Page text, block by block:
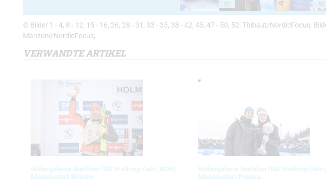
51 52
© Bilder 1 - 4, 8 - 12, 15 - 16, 26, 28 - 31, 33 - 35, 38 - 42, 45, 47 - 50, 52: Thibaut/NordicFocus;
Manzoni/NordicFocus;
VERWANDTE ARTIKEL
Bildergalerie Biathlon IBU Weltcup Oslo (NOR)
Massenstart Herren
Bildergalerie Biathlon IBU Weltcup Oslo
Massenstart Frauen